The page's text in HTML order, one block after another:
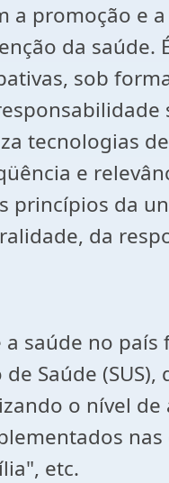
a promoção e
da saúde.
sob
tecnologias
e
princípios da
da
a saúde no
Saúde
o nível
etc.